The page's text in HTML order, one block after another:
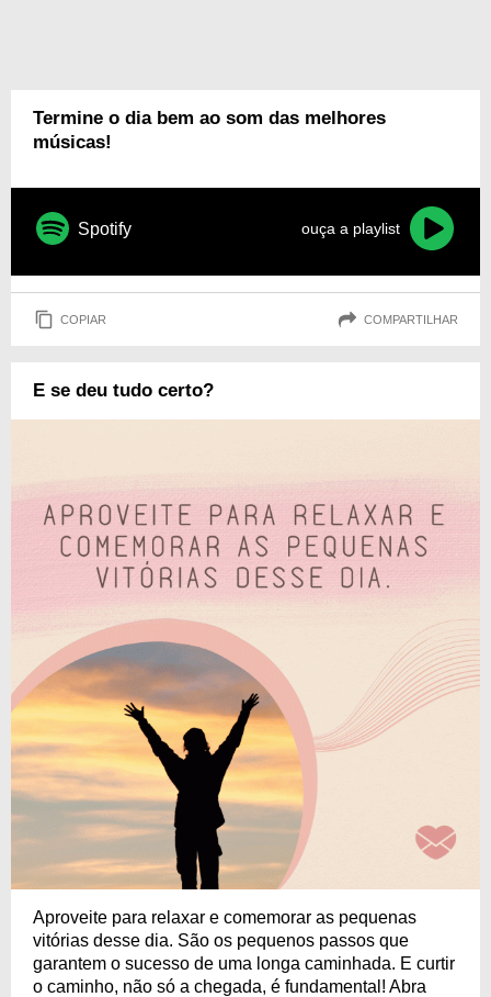
Termine o dia bem ao som das melhores
músicas!
Spotify ouça a playlist
COPIAR COMPARTILHAR
E se deu tudo certo?
Aproveite para relaxar e comemorar as pequenas
vitórias desse dia. São os pequenos passos que
garantem o sucesso de uma longa caminhada. E curtir
o caminho, não só a chegada, é fundamental! Abra